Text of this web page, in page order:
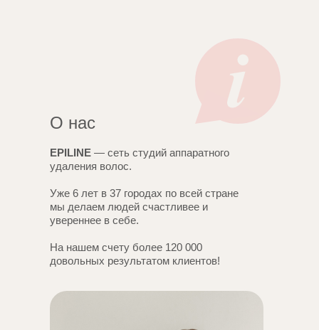
EPILINE — сеть студий аппаратного
удаления волос.
Уже 6 лет в 37 городах по всей стране
мы делаем людей счастливее и
увереннее в себе.
На нашем счету более 120 000
довольных результатом клиентов!
О нас